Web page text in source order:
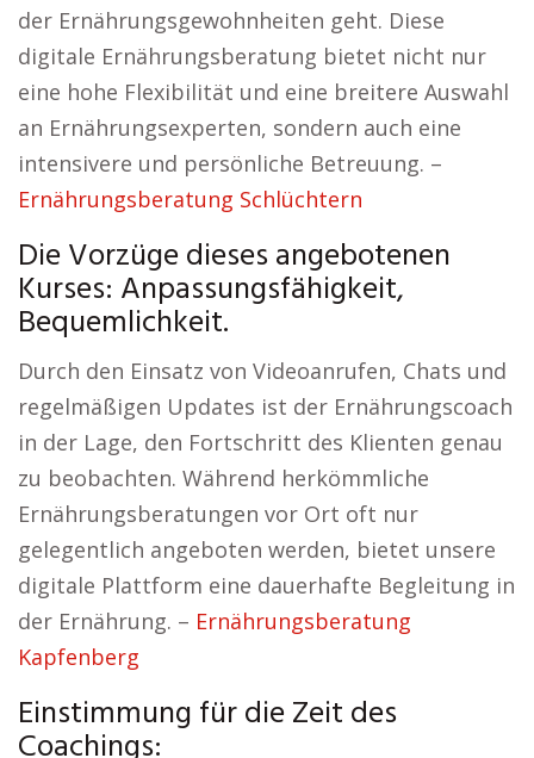
der Ernährungsgewohnheiten geht. Diese
digitale Ernährungsberatung bietet nicht nur
eine hohe Flexibilität und eine breitere Auswahl
an Ernährungsexperten, sondern auch eine
intensivere und persönliche Betreuung. –
Ernährungsberatung Schlüchtern
Die Vorzüge dieses angebotenen
Kurses: Anpassungsfähigkeit,
Bequemlichkeit.
Durch den Einsatz von Videoanrufen, Chats und
regelmäßigen Updates ist der Ernährungscoach
in der Lage, den Fortschritt des Klienten genau
zu beobachten. Während herkömmliche
Ernährungsberatungen vor Ort oft nur
gelegentlich angeboten werden, bietet unsere
digitale Plattform eine dauerhafte Begleitung in
der Ernährung. – Ernährungsberatung
Kapfenberg
Einstimmung für die Zeit des
Coachings: